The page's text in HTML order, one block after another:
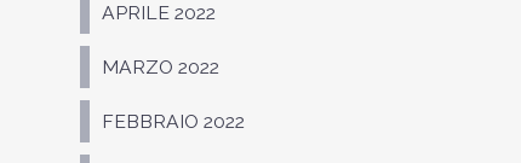
APRILE 2022
MARZO 2022
FEBBRAIO 2022